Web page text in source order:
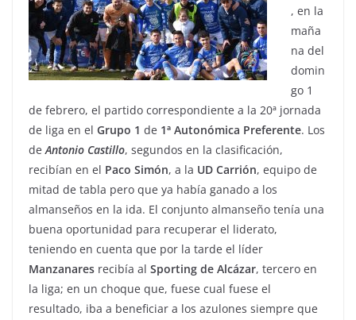
, en la
maña
na del
domin
go 1
de febrero, el partido correspondiente a la 20ª jornada
de liga en el Grupo 1 de 1ª Autonómica Preferente. Los
deAntonio Castillo, segundos en la clasificación,
recibían en el Paco Simón, a la UD Carrión, equipo de
mitad de tabla pero que ya había ganado a los
almanseños en la ida. El conjunto almanseño tenía una
buena oportunidad para recuperar el liderato,
teniendo en cuenta que por la tarde el líder
Manzanares recibía al Sporting de Alcázar, tercero en
la liga; en un choque que, fuese cual fuese el
resultado, iba a beneficiar a los azulones siempre que